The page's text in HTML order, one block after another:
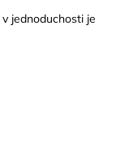
jednoduchosti je